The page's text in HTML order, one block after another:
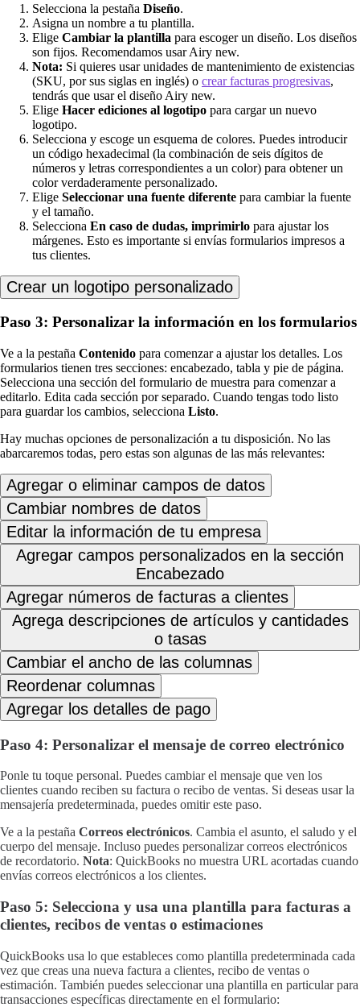
Selecciona la pestaña Diseño.
Asigna un nombre a tu plantilla.
Elige Cambiar la plantilla para escoger un diseño. Los diseños
son fijos. Recomendamos usar Airy new.
Nota: Si quieres usar unidades de mantenimiento de existencias
(SKU, por sus siglas en inglés) o crear facturas progresivas,
tendrás que usar el diseño Airy new.
Elige Hacer ediciones al logotipo para cargar un nuevo
logotipo.
Selecciona y escoge un esquema de colores. Puedes introducir
un código hexadecimal (la combinación de seis dígitos de
números y letras correspondientes a un color) para obtener un
color verdaderamente personalizado.
Elige Seleccionar una fuente diferente para cambiar la fuente
y el tamaño.
Selecciona En caso de dudas, imprimirlo para ajustar los
márgenes. Esto es importante si envías formularios impresos a
tus clientes.
Crear un logotipo personalizado
Paso 3: Personalizar la información en los formularios
Ve a la pestaña Contenido para comenzar a ajustar los detalles. Los
formularios tienen tres secciones: encabezado, tabla y pie de página.
Selecciona una sección del formulario de muestra para comenzar a
editarlo. Edita cada sección por separado. Cuando tengas todo listo
para guardar los cambios, selecciona Listo.
Hay muchas opciones de personalización a tu disposición. No las
abarcaremos todas, pero estas son algunas de las más relevantes:
Agregar o eliminar campos de datos
Cambiar nombres de datos
Editar la información de tu empresa
Agregar campos personalizados en la sección
Encabezado
Agregar números de facturas a clientes
Agrega descripciones de artículos y cantidades
o tasas
Cambiar el ancho de las columnas
Reordenar columnas
Agregar los detalles de pago
Paso 4: Personalizar el mensaje de correo electrónico
Ponle tu toque personal. Puedes cambiar el mensaje que ven los
clientes cuando reciben su factura o recibo de ventas. Si deseas usar la
mensajería predeterminada, puedes omitir este paso.
Ve a la pestaña Correos electrónicos. Cambia el asunto, el saludo y el
cuerpo del mensaje. Incluso puedes personalizar correos electrónicos
de recordatorio. Nota: QuickBooks no muestra URL acortadas cuando
envías correos electrónicos a los clientes.
Paso 5: Selecciona y usa una plantilla para facturas a
clientes, recibos de ventas o estimaciones
QuickBooks usa lo que estableces como plantilla predeterminada cada
vez que creas una nueva factura a clientes, recibo de ventas o
estimación. También puedes seleccionar una plantilla en particular para
transacciones específicas directamente en el formulario: